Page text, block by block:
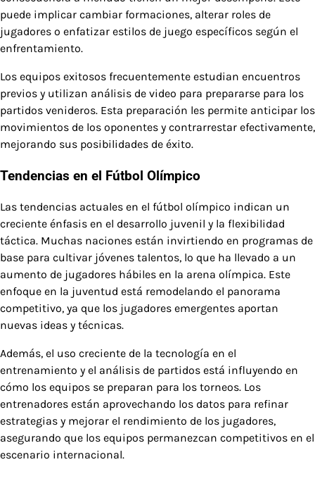
puede implicar cambiar formaciones, alterar roles de
jugadores o enfatizar estilos de juego específicos según el
enfrentamiento.
Los equipos exitosos frecuentemente estudian encuentros
previos y utilizan análisis de video para prepararse para los
partidos venideros. Esta preparación les permite anticipar los
movimientos de los oponentes y contrarrestar efectivamente,
mejorando sus posibilidades de éxito.
Tendencias en el Fútbol Olímpico
Las tendencias actuales en el fútbol olímpico indican un
creciente énfasis en el desarrollo juvenil y la flexibilidad
táctica. Muchas naciones están invirtiendo en programas de
base para cultivar jóvenes talentos, lo que ha llevado a un
aumento de jugadores hábiles en la arena olímpica. Este
enfoque en la juventud está remodelando el panorama
competitivo, ya que los jugadores emergentes aportan
nuevas ideas y técnicas.
Además, el uso creciente de la tecnología en el
entrenamiento y el análisis de partidos está influyendo en
cómo los equipos se preparan para los torneos. Los
entrenadores están aprovechando los datos para refinar
estrategias y mejorar el rendimiento de los jugadores,
asegurando que los equipos permanezcan competitivos en el
escenario internacional.